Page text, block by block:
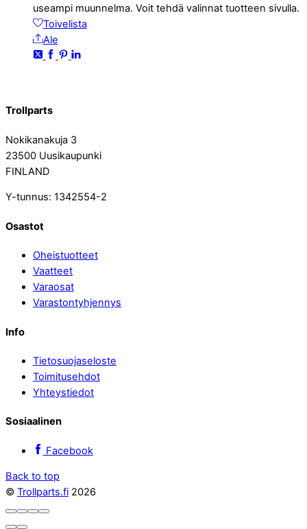
useampi muunnelma. Voit tehdä valinnat tuotteen sivulla.
Toivelista
Ale
Trollparts
Nokikanakuja 3
23500 Uusikaupunki
FINLAND
Y-tunnus: 1342554-2
Osastot
Oheistuotteet
Vaatteet
Varaosat
Varastontyhjennys
Info
Tietosuojaseloste
Toimitusehdot
Yhteystiedot
Sosiaalinen
Facebook
Back to top
© Trollparts.fi 2026